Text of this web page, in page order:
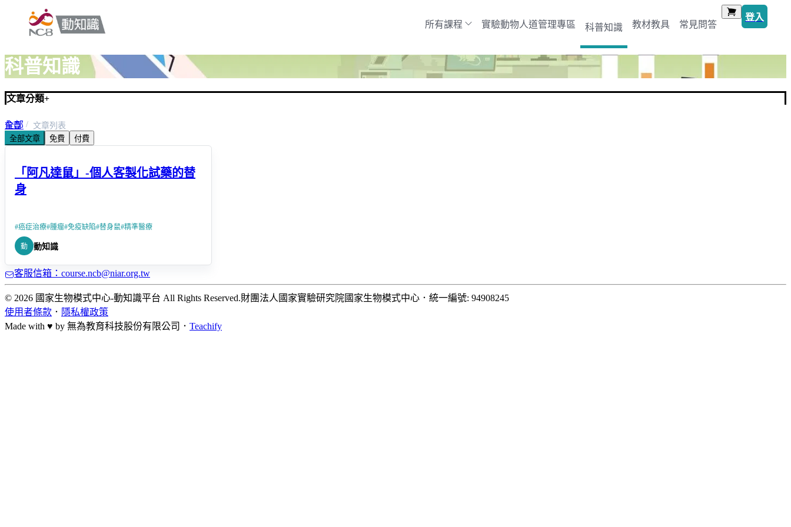
所有課程 實驗動物人道管理專區 科普知識 教材教具 常見問答
登入
科普知識
文章分類+
全部
生醫研究
首頁
文章列表
全部文章
免費 付費
「阿凡達鼠」-個人客製化試藥的替
身
#癌症治療#腫瘤#免疫缺陷#替身鼠#精準醫療
動 動知識
客服信箱：course.ncb@niar.org.tw
© 2026 國家生物模式中心-動知識平台 All Rights Reserved.財團法人國家實驗研究院國家生物模式中心 ． 統一編號: 94908245
使用者條款 ． 隱私權政策
Made with ♥ by 無為教育科技股份有限公司． Teachify